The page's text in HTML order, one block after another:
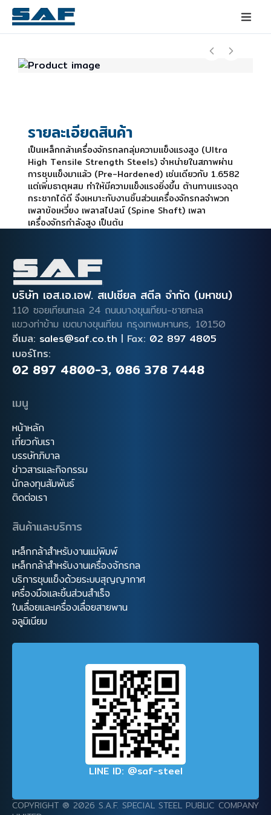
รายละเอียดสินค้า
เป็นเหล็กกล้าเครื่องจักรกลกลุ่มความแข็งแรงสูง (Ultra
High Tensile Strength Steels) จำหน่ายในสภาพผ่าน
การชุบแข็งมาแล้ว (Pre-Hardened) เช่นเดียวกับ 1.6582
แต่เพิ่มธาตุผสม ทำให้มีความแข็งแรงยิ่งขึ้น ต้านทานแรงฉุด
กระชากได้ดี จึงเหมาะกับงานชิ้นส่วนเครื่องจักรกลจำพวก
เพลาข้อเหวี่ยง เพลาสไปลน์ (Spine Shaft) เพลา
เครื่องจักรกำลังสูง เป็นต้น
บริษัท เอส.เอ.เอฟ. สเปเชียล สตีล จำกัด (มหาชน)
110 ซอยเทียนทะเล 24 ถนนบางขุนเทียน-ชายทะเล
แขวงท่าข้าม เขตบางขุนเทียน กรุงเทพมหานคร, 10150
อีเมล: sales@saf.co.th | Fax: 02 897 4805
เบอร์โทร:
02 897 4800-3, 086 378 7448
เมนู
หน้าหลัก
เกี่ยวกับเรา
บรรษัทภิบาล
ข่าวสารและกิจกรรม
นักลงทุนสัมพันธ์
ติดต่อเรา
สินค้าและบริการ
เหล็กกล้าสำหรับงานแม่พิมพ์
เหล็กกล้าสำหรับงานเครื่องจักรกล
บริการชุบแข็งด้วยระบบสุญญากาศ
เครื่องมือและชิ้นส่วนสำเร็จ
ใบเลื่อยและเครื่องเลื่อยสายพาน
อลูมิเนียม
LINE ID: @saf-steel
COPYRIGHT ® 2026 S.A.F. SPECIAL STEEL PUBLIC COMPANY